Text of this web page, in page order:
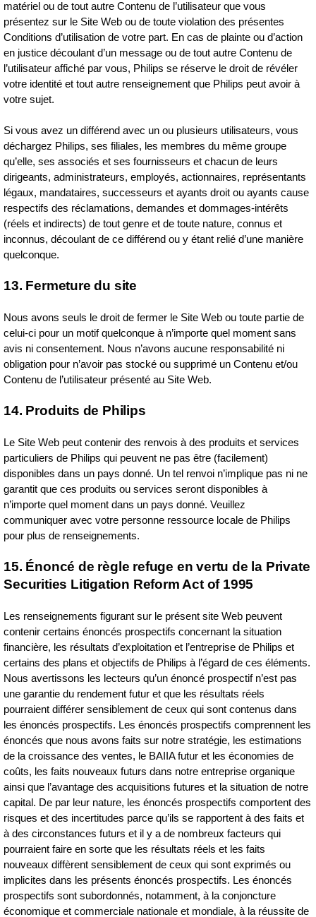
matériel ou de tout autre Contenu de l’utilisateur que vous
présentez sur le Site Web ou de toute violation des présentes
Conditions d’utilisation de votre part. En cas de plainte ou d’action
en justice découlant d’un message ou de tout autre Contenu de
l’utilisateur affiché par vous, Philips se réserve le droit de révéler
votre identité et tout autre renseignement que Philips peut avoir à
votre sujet.
Si vous avez un différend avec un ou plusieurs utilisateurs, vous
déchargez Philips, ses filiales, les membres du même groupe
qu’elle, ses associés et ses fournisseurs et chacun de leurs
dirigeants, administrateurs, employés, actionnaires, représentants
légaux, mandataires, successeurs et ayants droit ou ayants cause
respectifs des réclamations, demandes et dommages‑intérêts
(réels et indirects) de tout genre et de toute nature, connus et
inconnus, découlant de ce différend ou y étant relié d’une manière
quelconque.
13. Fermeture du site
Nous avons seuls le droit de fermer le Site Web ou toute partie de
celui‑ci pour un motif quelconque à n’importe quel moment sans
avis ni consentement. Nous n’avons aucune responsabilité ni
obligation pour n’avoir pas stocké ou supprimé un Contenu et/ou
Contenu de l’utilisateur présenté au Site Web.
14. Produits de Philips
Le Site Web peut contenir des renvois à des produits et services
particuliers de Philips qui peuvent ne pas être (facilement)
disponibles dans un pays donné. Un tel renvoi n’implique pas ni ne
garantit que ces produits ou services seront disponibles à
n’importe quel moment dans un pays donné. Veuillez
communiquer avec votre personne ressource locale de Philips
pour plus de renseignements.
15. Énoncé de règle refuge en vertu de la Private
Securities Litigation Reform Act of 1995
Les renseignements figurant sur le présent site Web peuvent
contenir certains énoncés prospectifs concernant la situation
financière, les résultats d’exploitation et l’entreprise de Philips et
certains des plans et objectifs de Philips à l’égard de ces éléments.
Nous avertissons les lecteurs qu’un énoncé prospectif n’est pas
une garantie du rendement futur et que les résultats réels
pourraient différer sensiblement de ceux qui sont contenus dans
les énoncés prospectifs. Les énoncés prospectifs comprennent les
énoncés que nous avons faits sur notre stratégie, les estimations
de la croissance des ventes, le BAIIA futur et les économies de
coûts, les faits nouveaux futurs dans notre entreprise organique
ainsi que l’avantage des acquisitions futures et la situation de notre
capital. De par leur nature, les énoncés prospectifs comportent des
risques et des incertitudes parce qu’ils se rapportent à des faits et
à des circonstances futurs et il y a de nombreux facteurs qui
pourraient faire en sorte que les résultats réels et les faits
nouveaux diffèrent sensiblement de ceux qui sont exprimés ou
implicites dans les présents énoncés prospectifs. Les énoncés
prospectifs sont subordonnés, notamment, à la conjoncture
économique et commerciale nationale et mondiale, à la réussite de